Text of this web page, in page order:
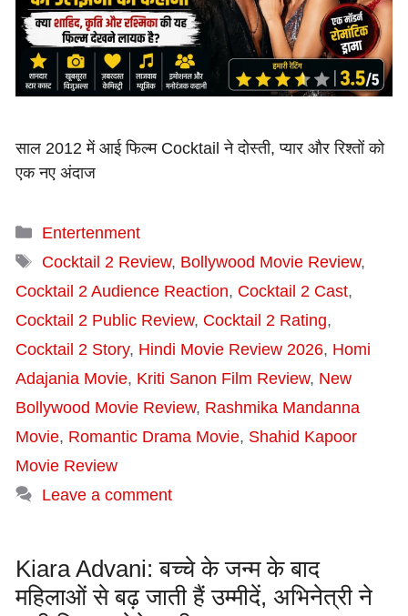
साल 2012 में आई फिल्म Cocktail ने दोस्ती, प्यार और रिश्तों को
एक नए अंदाज
Categories
Entertenment
Tags
Cocktail 2 Review, Bollywood Movie Review,
Cocktail 2 Audience Reaction, Cocktail 2 Cast,
Cocktail 2 Public Review, Cocktail 2 Rating,
Cocktail 2 Story, Hindi Movie Review 2026, Homi
Adajania Movie, Kriti Sanon Film Review, New
Bollywood Movie Review, Rashmika Mandanna
Movie, Romantic Drama Movie, Shahid Kapoor
Movie Review
Leave a comment
Kiara Advani: बच्चे के जन्म के बाद
महिलाओं से बढ़ जाती हैं उम्मीदें, अभिनेत्री ने